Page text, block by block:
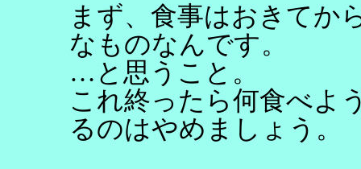
まず、食事はおきてか
なものなんです。
…と思うこと。
これ終ったら何食べよ
るのはやめましょう。